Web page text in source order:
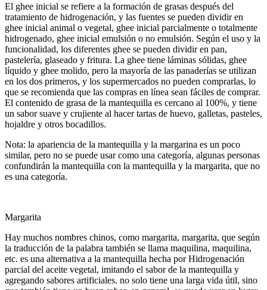
El ghee inicial se refiere a la formación de grasas después del
tratamiento de hidrogenación, y las fuentes se pueden dividir en
ghee inicial animal o vegetal, ghee inicial parcialmente o totalmente
hidrogenado, ghee inicial emulsión o no emulsión. Según el uso y la
funcionalidad, los diferentes ghee se pueden dividir en pan,
pastelería, glaseado y fritura. La ghee tiene láminas sólidas, ghee
líquido y ghee molido, pero la mayoría de las panaderías se utilizan
en los dos primeros, y los supermercados no pueden comprarlas, lo
que se recomienda que las compras en línea sean fáciles de comprar.
El contenido de grasa de la mantequilla es cercano al 100%, y tiene
un sabor suave y crujiente al hacer tartas de huevo, galletas, pasteles,
hojaldre y otros bocadillos.
Nota: la apariencia de la mantequilla y la margarina es un poco
similar, pero no se puede usar como una categoría, algunas personas
confundirán la mantequilla con la mantequilla y la margarita, que no
es una categoría.
Margarita
Hay muchos nombres chinos, como margarita, margarita, que según
la traducción de la palabra también se llama maquilina, maquilina,
etc. es una alternativa a la mantequilla hecha por Hidrogenación
parcial del aceite vegetal, imitando el sabor de la mantequilla y
agregando sabores artificiales. no solo tiene una larga vida útil, sino